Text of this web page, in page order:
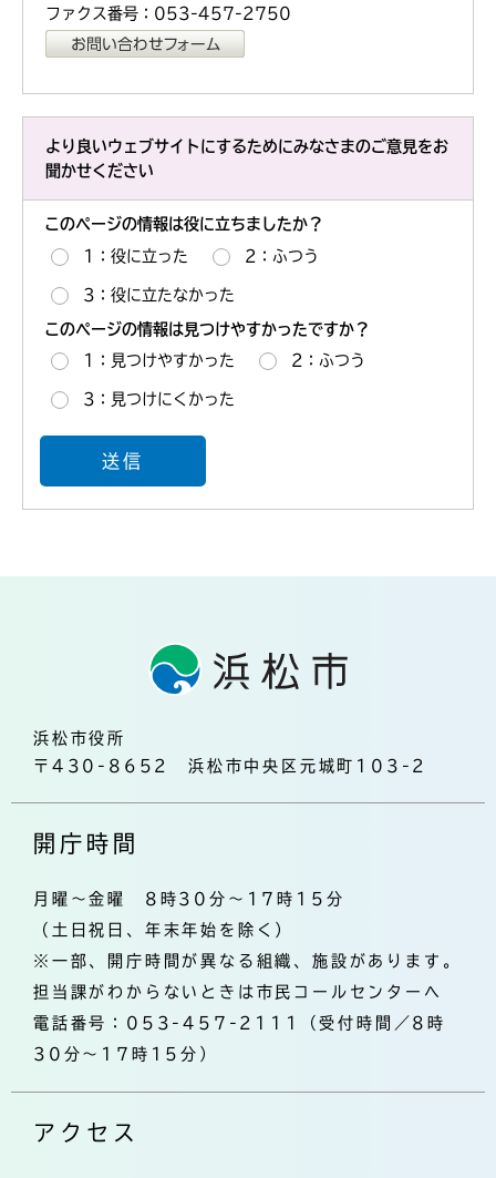
ファクス番号：053-457-2750
より良いウェブサイトにするためにみなさまのご意見をお
聞かせください
このページの情報は役に立ちましたか？
1：役に立った 2：ふつう
3：役に立たなかった
このページの情報は見つけやすかったですか？
1：見つけやすかった 2：ふつう
3：見つけにくかった
浜松市役所
〒430-8652 浜松市中央区元城町103-2
開庁時間
月曜～金曜 8時30分～17時15分
（土日祝日、年末年始を除く）
※一部、開庁時間が異なる組織、施設があります。
担当課がわからないときは市民コールセンターへ
電話番号：053-457-2111（受付時間／8時
30分～17時15分）
アクセス